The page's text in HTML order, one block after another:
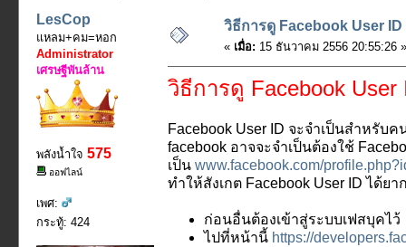
LesCop
แหลม+คม=หอก
Administrator
เศรษฐีพันล้าน
พลังน้ำใจ 575
ออฟไลน์
เพศ:
กระทู้: 424
วิธีการดู Facebook User ID
« เมื่อ: 15 ธันวาคม 2556 20:55:26 »
วิธีการดู Facebook User
Facebook User ID จะจำเป็นสำหรับ
facebook อาจจะจำเป็นต้องใช้
เป็น www.facebook.com/
ทำให้สังเกต Facebook User ID ได้ย
ก่อนอื่นต้องเข้าสู่ระบบเฟสบุคไว้
ไปที่หน้านี้ https://